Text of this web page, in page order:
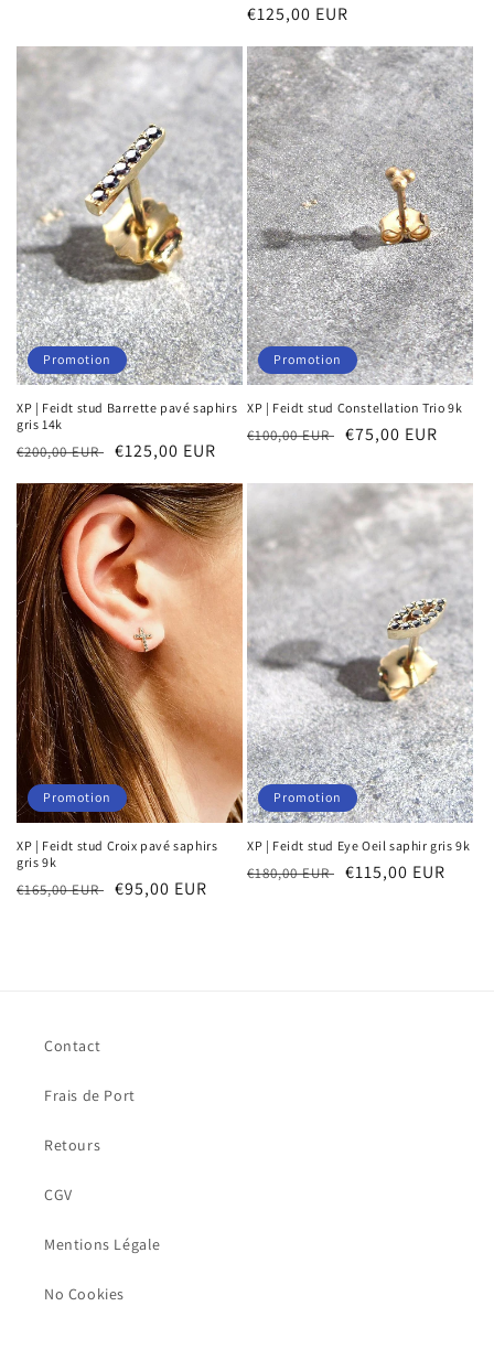
habituel
soldé
€125,00 EUR
Promotion
XP | Feidt stud Barrette pavé saphirs
gris 14k
Prix
€200,00 EUR Prix
€125,00 EUR
Promotion
XP | Feidt stud Constellation Trio 9k
Prix
€100,00 EUR Prix
€75,00 EUR
Promotion
XP | Feidt stud Croix pavé saphirs
gris 9k
Prix
€165,00 EUR Prix
€95,00 EUR
Promotion
XP | Feidt stud Eye Oeil saphir gris 9k
Prix
€180,00 EUR Prix
€115,00 EUR
Contact
Frais de Port
Retours
CGV
Mentions Légale
No Cookies